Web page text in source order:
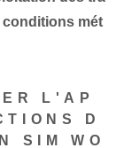
mét
L'AP
D
SIM WO